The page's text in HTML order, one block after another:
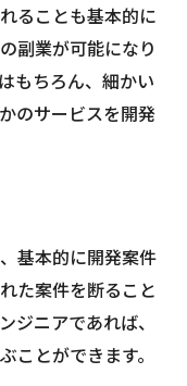
ることも基本的に
副業が可能になり
もちろん、細かい
のサービスを開発
基本的に開発案件
た案件を断ること
ジニアであれば、
ことができます。